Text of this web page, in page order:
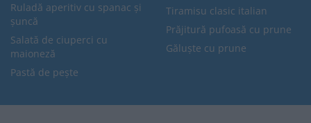
Ruladă aperitiv cu spanac și
șuncă
Salată de ciuperci cu
maioneză
Pastă de pește
Tiramisu clasic italian
Prăjitură pufoasă cu prune
Găluște cu prune